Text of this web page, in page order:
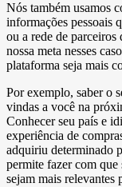
Nós também usamos
informações pessoais
ou a rede de parceiros
nossa meta nesses
plataforma seja mais
Por exemplo, saber o
vindas a você na
Conhecer seu país e
experiência de
adquiriu determinado
permite fazer com
sejam mais relevantes